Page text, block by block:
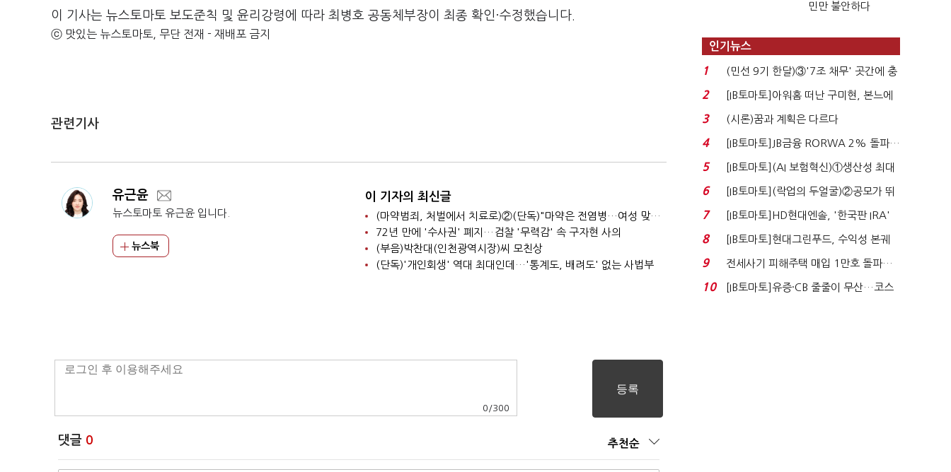
이 기사는 뉴스토마토 보도준칙 및 윤리강령에 따라 최병호 공동체부장이 최종 확인·수정했습니다.
ⓒ 맛있는 뉴스토마토, 무단 전재 - 재배포 금지
관련기사
유근윤
뉴스토마토 유근윤 입니다.
뉴스북
이 기자의 최신글
(마약범죄, 처벌에서 치료로)②(단독)"마약은 전염병…여성 맞춤형 재활과정 개발 중"
72년 만에 '수사권' 폐지…검찰 '무력감' 속 구자현 사의
(부음)박찬대(인천광역시장)씨 모친상
(단독)'개인회생' 역대 최대인데…'통계도, 배려도' 없는 사법부
0 /300
댓글 0 추천순
민만 불안하다
인기뉴스
1
(민선 9기 한달)③'7조 채무' 곳간에 충
격…추미애, 20년...
2
[IB토마토]아워홈 떠난 구미현, 본느에
340억 베팅…가...
3 (시론)꿈과 계획은 다르다
4
[IB토마토]JB금융 RORWA 2% 돌파…
실적 견인은 은행 ...
5
[IB토마토](AI 보험혁신)①생산성 최대
80% 개선…현실...
6
[IB토마토](락업의 두얼굴)②공모가 뛰
자 첫날 매도…FI ...
7
[IB토마토]HD현대엔솔, '한국판 IRA'
수혜 부상…세액공...
8
[IB토마토]현대그린푸드, 수익성 본궤
도…실적 개선에 ...
9
전세사기 피해주택 매입 1만호 돌파…
누적 피해자 4만2...
10
[IB토마토]유증·CB 줄줄이 무산…코스